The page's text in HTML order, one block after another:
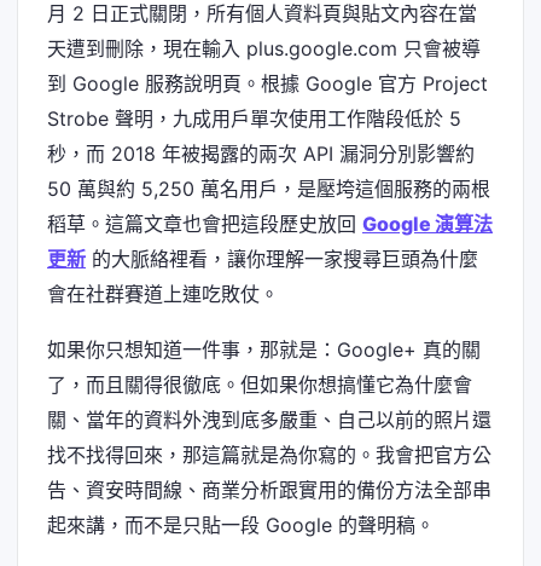
月 2 日正式關閉，所有個人資料頁與貼文內容在當
天遭到刪除，現在輸入 plus.google.com 只會被導
到 Google 服務說明頁。根據 Google 官方 Project
Strobe 聲明，九成用戶單次使用工作階段低於 5
秒，而 2018 年被揭露的兩次 API 漏洞分別影響約
50 萬與約 5,250 萬名用戶，是壓垮這個服務的兩根
稻草。這篇文章也會把這段歷史放回 Google 演算法
更新 的大脈絡裡看，讓你理解一家搜尋巨頭為什麼
會在社群賽道上連吃敗仗。
如果你只想知道一件事，那就是：Google+ 真的關
了，而且關得很徹底。但如果你想搞懂它為什麼會
關、當年的資料外洩到底多嚴重、自己以前的照片還
找不找得回來，那這篇就是為你寫的。我會把官方公
告、資安時間線、商業分析跟實用的備份方法全部串
起來講，而不是只貼一段 Google 的聲明稿。